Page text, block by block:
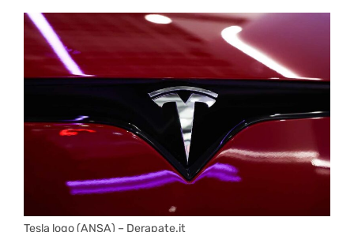
Tesla logo (ANSA) – Derapate.it